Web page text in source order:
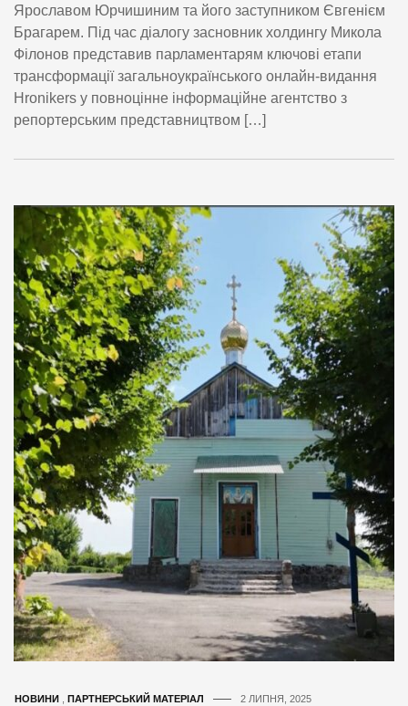
Ярославом Юрчишиним та його заступником Євгенієм
Брагарем. Під час діалогу засновник холдингу Микола
Філонов представив парламентарям ключові етапи
трансформації загальноукраїнського онлайн-видання
Hronikers у повноцінне інформаційне агентство з
репортерським представництвом […]
НОВИНИ , ПАРТНЕРСЬКИЙ МАТЕРІАЛ 2 ЛИПНЯ, 2025